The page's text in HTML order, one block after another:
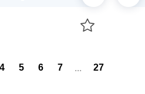
4 5 6 7 ... 27